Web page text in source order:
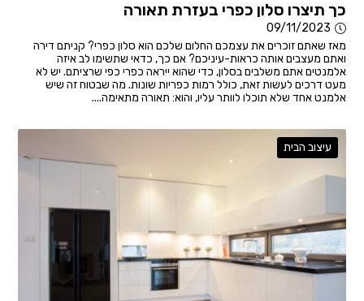
כך תיצרו סלון כפרי בעזרת תאורה
09/11/2023
מאז שאתם זוכרים את עצמכם החלום שלכם הוא סלון כפרי? קניתם דירה
ואתם מעצבים אותה כראות-עיניכם? אם כך, כדאי שתשימו לב איזה
אלמנטים אתם משלבים בסלון, כדי שהוא ייראה כפרי כפי שרציתם. יש לא
מעט דרכים לעשות זאת, כולל רמות כפריות שונות. מה שבטוח זה שיש
אלמנט אחד שלא תוכלו לוותר עליו, והוא: תאורה מתאימה....
עיצוב הבית